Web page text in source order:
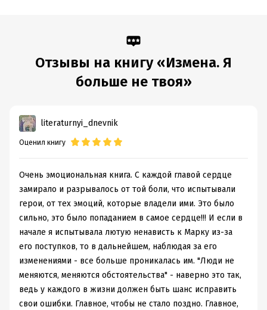
Отзывы на книгу «Измена. Я
больше не твоя»
literaturnyi_dnevnik
Оценил книгу
Очень эмоциональная книга. С каждой главой сердце
замирало и разрывалось от той боли, что испытывали
герои, от тех эмоций, которые владели ими. Это было
сильно, это было попаданием в самое сердце!!! И если в
начале я испытывала лютую ненависть к Марку из-за
его поступков, то в дальнейшем, наблюдая за его
изменениями - все больше проникалась им. "Люди не
меняются, меняются обстоятельства" - наверно это так,
ведь у каждого в жизни должен быть шанс исправить
свои ошибки. Главное, чтобы не стало поздно. Главное,